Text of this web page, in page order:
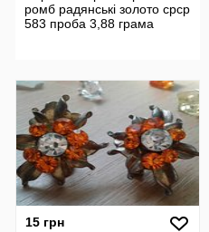
ромб радянські золото срср
583 проба 3,88 грама
15 грн